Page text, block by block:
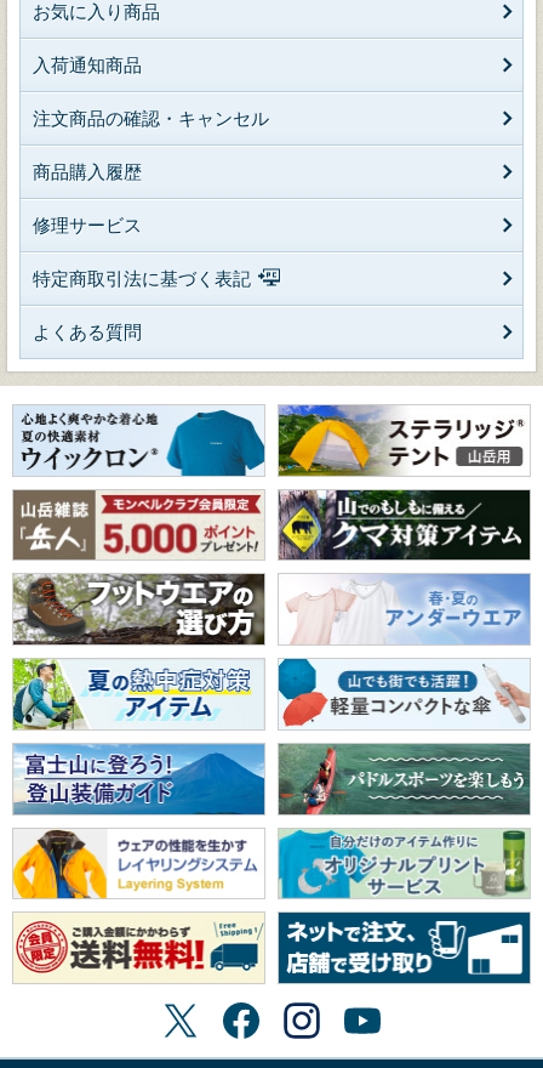
お気に入り商品
入荷通知商品
注文商品の確認・キャンセル
商品購入履歴
修理サービス
特定商取引法に基づく表記
よくある質問